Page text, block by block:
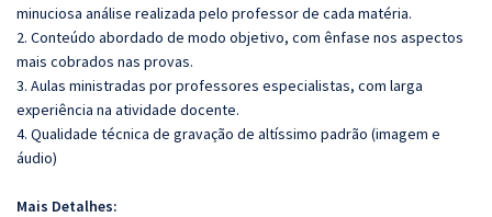
minuciosa análise realizada pelo professor de cada matéria.
2. Conteúdo abordado de modo objetivo, com ênfase nos aspectos
mais cobrados nas provas.
3. Aulas ministradas por professores especialistas, com larga
experiência na atividade docente.
4. Qualidade técnica de gravação de altíssimo padrão (imagem e
áudio)
Mais Detalhes: